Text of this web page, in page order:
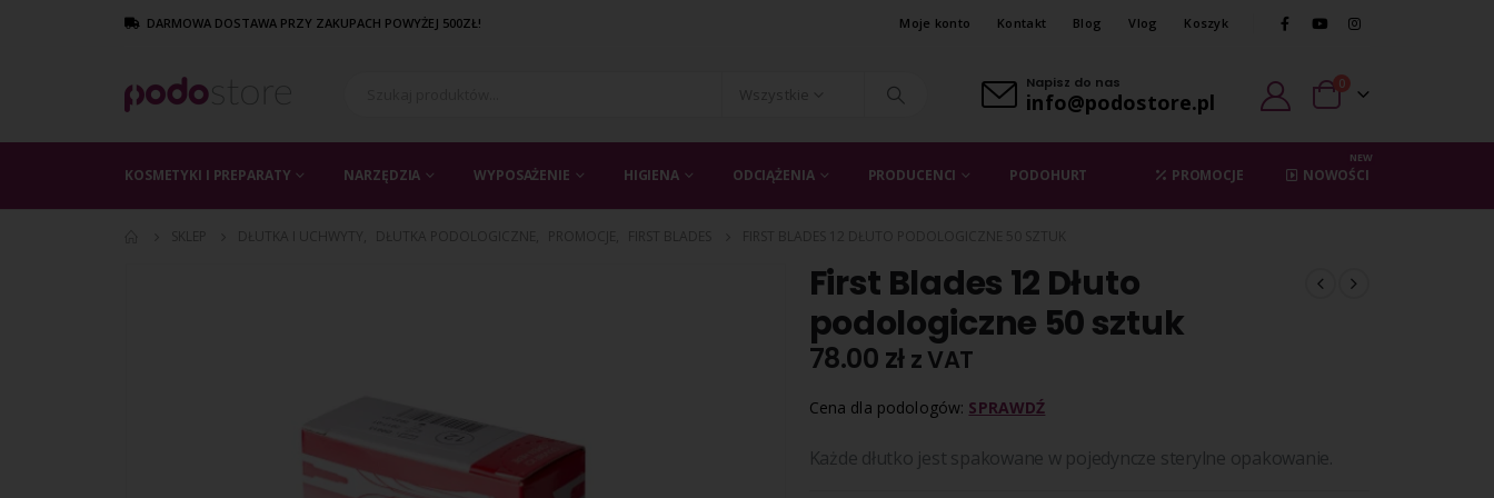
DARMOWA DOSTAWA PRZY ZAKUPACH POWYŻEJ 500ZŁ! Moje konto Kontakt Blog Vlog Koszyk
Napisz do nas
info@podostore.pl
0
KOSMETYKI I PREPARATY NARZĘDZIA WYPOSAŻENIE HIGIENA ODCIĄŻENIA PRODUCENCI PODOHURT PROMOCJE NOWOŚCI
NEW
First Blades 12 Dłuto
podologiczne 50 sztuk
78.00 zł z VAT
Cena dla podologów: SPRAWDŹ
Każde dłutko jest spakowane w pojedyncze sterylne opakowanie.